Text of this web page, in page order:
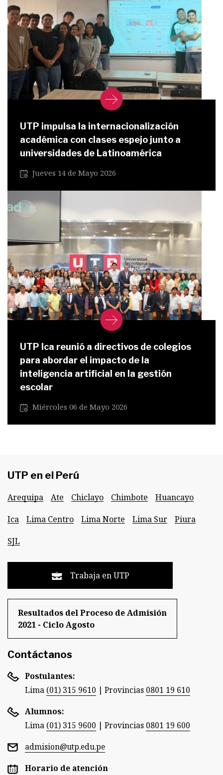
UTP impulsa la internacionalización
académica con clases espejo junto a
universidades de Latinoamérica
Jueves 14 de Mayo 2026
UTP Ica reunió a directivos de colegios
para abordar el impacto de la
inteligencia artificial en la gestión
escolar
Miércoles 06 de Mayo 2026
UTP en el Perú
Arequipa Ate Chiclayo Chimbote
Huancayo
Ica
Lima Centro Lima Norte Lima Sur
Piura
SJL
Trabaja en UTP
Resultados del Proceso de Admisión
2021 - Ciclo Agosto
Contáctanos
Postulantes:
Lima (01) 315 9610 | Provincias 0801 19 610
Alumnos:
Lima (01) 315 9600 | Provincias 0801 19 600
admision@utp.edu.pe
Horario de atención